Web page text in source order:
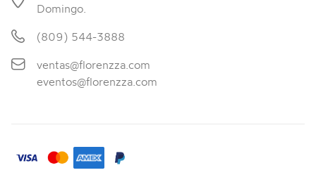
Domingo.
(809) 544-3888
ventas@florenzza.com
eventos@florenzza.com